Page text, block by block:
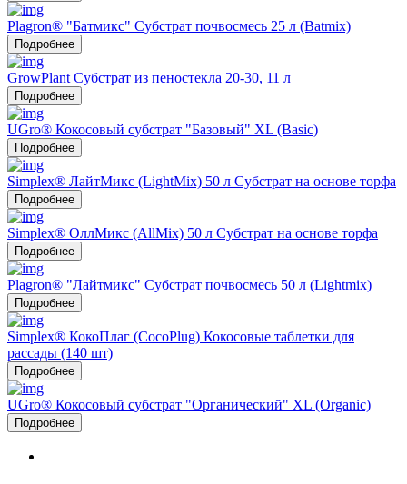
Plagron® "Батмикс" Субстрат почвосмесь 25 л (Batmix)
Подробнее
GrowPlant Субстрат из пеностекла 20-30, 11 л
Подробнее
UGro® Кокосовый субстрат "Базовый" XL (Basic)
Подробнее
Simplex® ЛайтМикс (LightMix) 50 л Субстрат на основе торфа
Подробнее
Simplex® ОллМикс (AllMix) 50 л Субстрат на основе торфа
Подробнее
Plagron® "Лайтмикс" Субстрат почвосмесь 50 л (Lightmix)
Подробнее
Simplex® КокоПлаг (CocoPlug) Кокосовые таблетки для
рассады (140 шт)
Подробнее
UGro® Кокосовый субстрат "Органический" XL (Organic)
Подробнее